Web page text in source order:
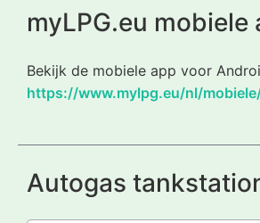
myLPG.eu mobiele
Bekijk de mobiele app voor
https://www.mylpg.eu/nl/
Autogas